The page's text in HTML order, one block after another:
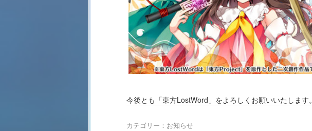
今後とも「東方LostWord」をよろしくお願いいたします。
カテゴリー： お知らせ